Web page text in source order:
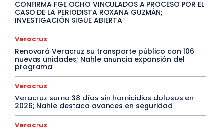
CONFIRMA FGE OCHO VINCULADOS A PROCESO POR EL
CASO DE LA PERIODISTA ROXANA GUZMÁN;
INVESTIGACIÓN SIGUE ABIERTA
Veracruz
Renovará Veracruz su transporte público con 106
nuevas unidades; Nahle anuncia expansión del
programa
Veracruz
Veracruz suma 38 días sin homicidios dolosos en
2026; Nahle destaca avances en seguridad
Veracruz